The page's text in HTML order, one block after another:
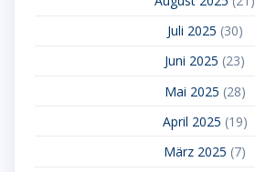
Juli 2025 (30)
Juni 2025 (23)
Mai 2025 (28)
April 2025 (19)
März 2025 (7)